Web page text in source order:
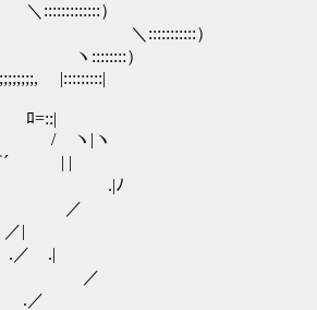
）
＼:::::::::::）
）
|:::::::::|
=::|
|ヽ
´ | |
.|ﾉ
／
|
.|